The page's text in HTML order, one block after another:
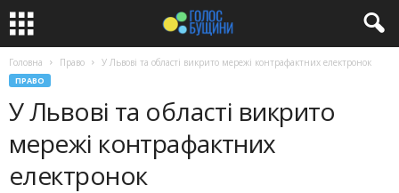
Головна Право У Львові та області викрито мережі контрафактних електронок
ПРАВО
У Львові та області викрито
мережі контрафактних
електронок